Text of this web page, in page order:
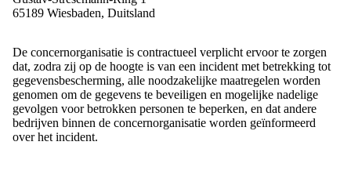
65189 Wiesbaden, Duitsland
De concernorganisatie is contractueel verplicht ervoor te zorgen
dat, zodra zij op de hoogte is van een incident met betrekking tot
gegevensbescherming, alle noodzakelijke maatregelen worden
genomen om de gegevens te beveiligen en mogelijke nadelige
gevolgen voor betrokken personen te beperken, en dat andere
bedrijven binnen de concernorganisatie worden geïnformeerd
over het incident.